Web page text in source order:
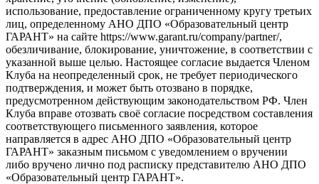
использование, предоставление ограниченному кругу третьих
лиц, определенному АНО ДПО «Образовательный центр
ГАРАНТ» на сайте https://www.garant.ru/company/partner/,
обезличивание, блокирование, уничтожение, в соответствии с
указанной выше целью. Настоящее согласие выдается Членом
Клуба на неопределенный срок, не требует периодического
подтверждения, и может быть отозвано в порядке,
предусмотренном действующим законодательством РФ. Член
Клуба вправе отозвать своё согласие посредством составления
соответствующего письменного заявления, которое
направляется в адрес АНО ДПО «Образовательный центр
ГАРАНТ» заказным письмом с уведомлением о вручении
либо вручено лично под расписку представителю АНО ДПО
«Образовательный центр ГАРАНТ».